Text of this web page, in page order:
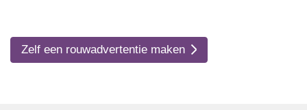
Zelf een rouwadvertentie maken